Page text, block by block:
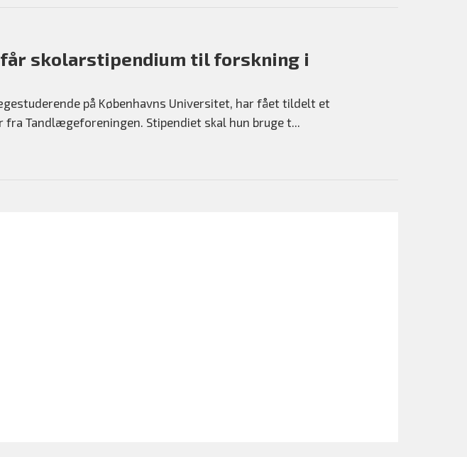
skolarstipendium til forskning i
på Københavns Universitet, har fået tildelt et
fra Tandlægeforeningen. Stipendiet skal hun bruge t...